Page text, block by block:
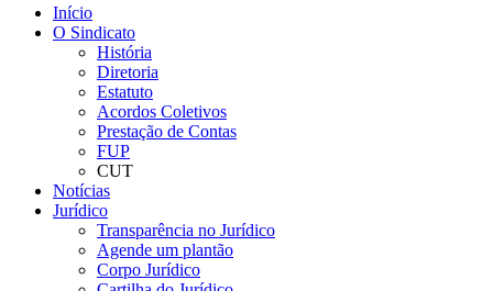
Início
O Sindicato
História
Diretoria
Estatuto
Acordos Coletivos
Prestação de Contas
FUP
CUT
Notícias
Jurídico
Transparência no Jurídico
Agende um plantão
Corpo Jurídico